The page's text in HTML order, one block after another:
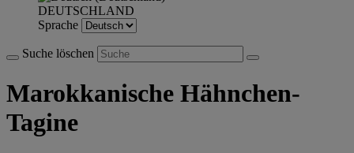
DEUTSCHLAND
Sprache
Suche löschen
Marokkanische Hähnchen-
Tagine